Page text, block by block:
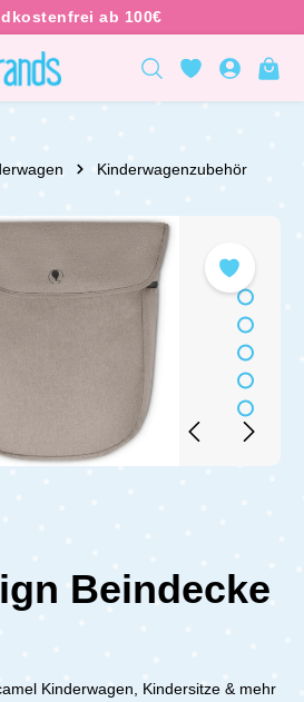
Kinderwagenzubehör
Beindecke
Kinderwagen, Kindersitze & mehr